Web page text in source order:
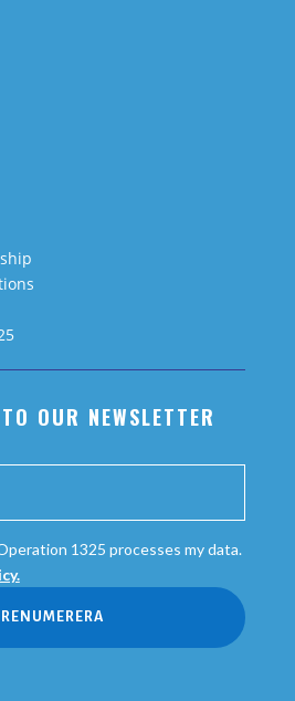
OUR NEWSLETTER
1325 processes my data.